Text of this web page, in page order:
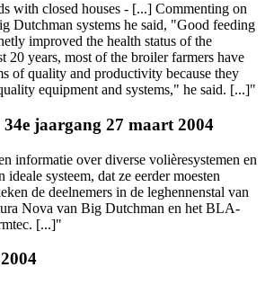
with closed houses - [...] Commenting on
Dutchman systems he said, "Good feeding
improved the health status of the
20 years, most of the broiler farmers have
of quality and productivity because they
equipment and systems," he said. [...]"
jaargang 27 maart 2004
informatie over diverse volièresystemen en
ideale systeem, dat ze eerder moesten
de deelnemers in de leghennenstal van
Nova van Big Dutchman en het BLA-
[...]"